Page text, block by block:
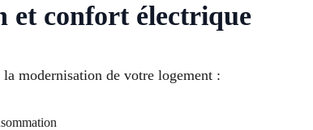
et confort électrique
modernisation de votre logement :